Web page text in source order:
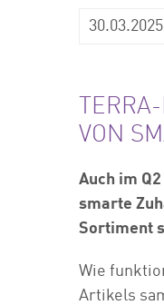
30.03.2025
VON
Auch im
smarte
Sortiment
Wie
Artikels